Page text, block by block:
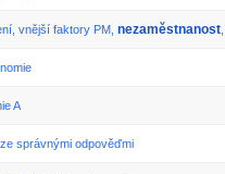
vnější faktory PM, nezaměstnanost
A
správnými odpověďmi